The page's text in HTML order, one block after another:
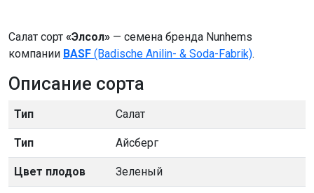
Салат сорт «Элсол» — семена бренда Nunhems
компании BASF (Badische Anilin- & Soda-Fabrik).
Описание сорта
Тип Салат
Тип Айсберг
Цвет плодов Зеленый